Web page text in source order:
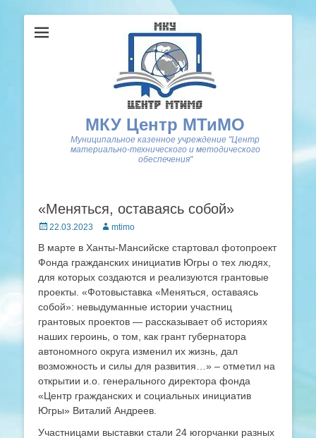
МКУ Центр МТиМО
Муниципальное казенное учреждение "Центр
материально-технического и методического
обеспечения"
«Меняться, оставаясь собой»
Posted
22.03.2023 Author
mtimo
В марте в Ханты-Мансийске стартовал фотопроект
Фонда гражданских инициатив Югры о тех людях,
для которых создаются и реализуются грантовые
проекты. «Фотовыставка «Меняться, оставаясь
собой»: невыдуманные истории участниц
грантовых проектов — рассказывает об историях
наших героинь, о том, как грант губернатора
автономного округа изменил их жизнь, дал
возможность и силы для развития…» – отметил на
открытии и.о. генерального директора фонда
«Центр гражданских и социальных инициатив
Югры» Виталий Андреев.
Участницами выставки стали 24 югорчанки разных